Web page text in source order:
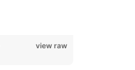
view raw